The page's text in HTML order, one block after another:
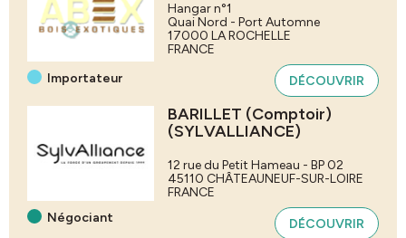
Importateur
Hangar n°1
Quai Nord - Port Automne
17000 LA ROCHELLE
FRANCE
DÉCOUVRIR
Négociant
BARILLET (Comptoir)
(SYLVALLIANCE)
12 rue du Petit Hameau - BP 02
45110 CHÂTEAUNEUF-SUR-LOIRE
FRANCE
DÉCOUVRIR